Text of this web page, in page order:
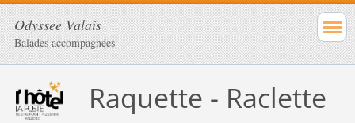
Odyssee Valais
Balades accompagnées
Raquette - Raclette